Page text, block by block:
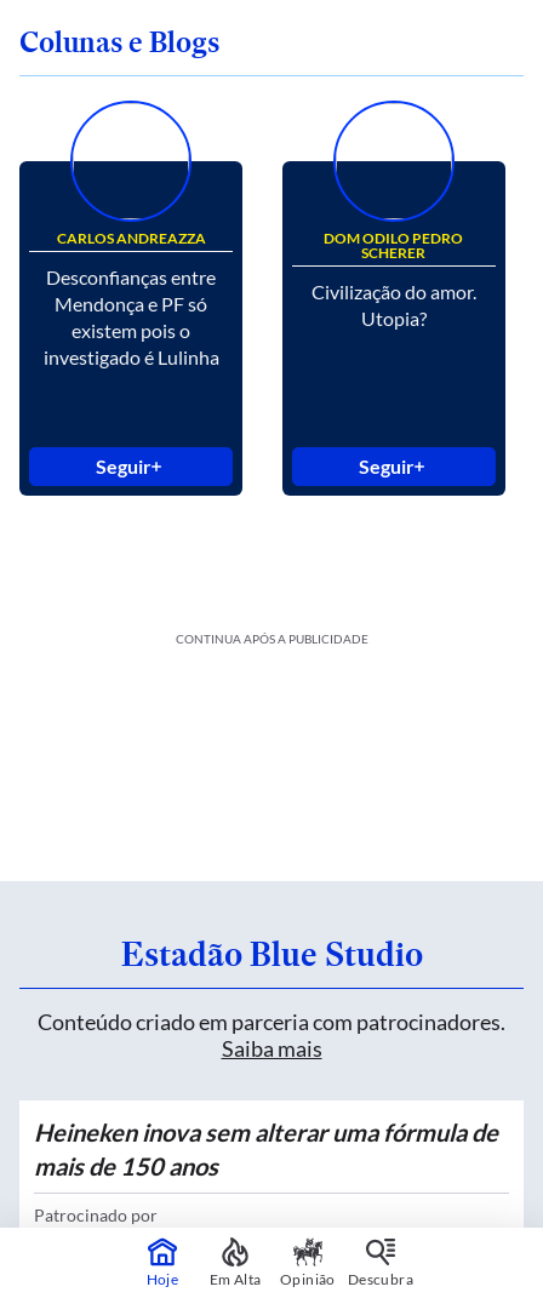
Colunas e Blogs
CARLOS ANDREAZZA
Desconfianças entre
Mendonça e PF só
existem pois o
investigado é Lulinha
Seguir
DOM ODILO PEDRO
SCHERER
Civilização do amor.
Utopia?
Seguir
CONTINUA APÓS A PUBLICIDADE
Estadão Blue Studio
Conteúdo criado em parceria com patrocinadores.
Saiba mais
Heineken inova sem alterar uma fórmula de
mais de 150 anos
Patrocinado por
Hoje Em Alta Opinião Descubra